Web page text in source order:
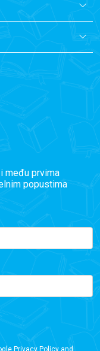
među prvima
popustima
Privacy Policyand